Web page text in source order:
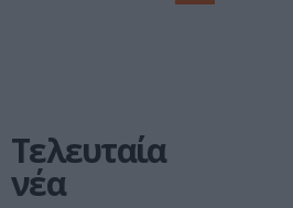
Τελευταία
νέα